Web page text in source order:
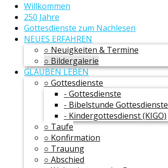
Willkommen
250 Jahre
Gottesdienste zum Nachlesen
NEUES ERFAHREN
○ Neuigkeiten & Termine
○ Bildergalerie
GLAUBEN LEBEN
○ Gottesdienste
- Gottesdienste
- Bibelstunde Gottesdienste
- Kindergottesdienst (KIGO)
○ Taufe
○ Konfirmation
○ Trauung
○ Abschied